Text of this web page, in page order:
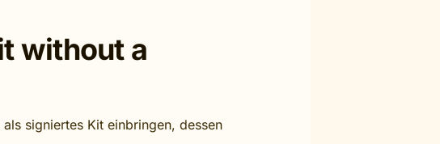
without a
signiertes Kit einbringen, dessen